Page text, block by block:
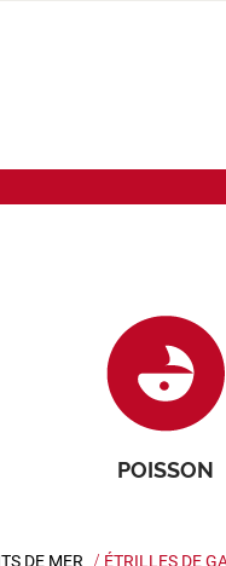
POISSON
DE MER > ÉTRILLES DE